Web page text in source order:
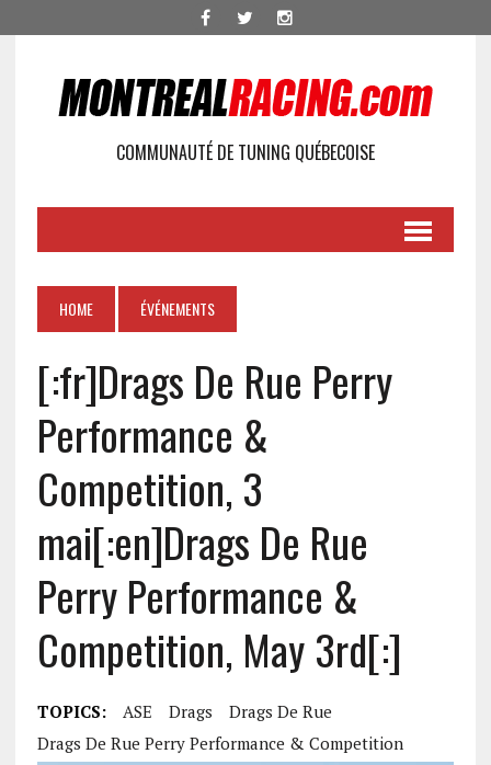
COMMUNAUTÉ DE TUNING QUÉBECOISE
HOME ÉVÉNEMENTS
[:fr]Drags De Rue Perry
Performance &
Competition, 3
mai[:en]Drags De Rue
Perry Performance &
Competition, May 3rd[:]
TOPICS: ASE Drags
Drags De Rue
Drags De Rue Perry Performance & Competition